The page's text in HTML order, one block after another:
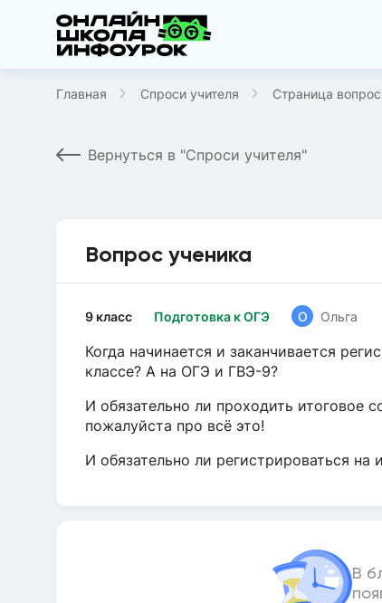
Главная Спроси учителя Страница
Вернуться в "Спроси учителя"
Вопрос ученика
Подготовка к ОГЭ
9 класс О Ольга
Когда начинается и заканчивается
классе? А на ОГЭ и ГВЭ-9?
И обязательно ли проходить итоговое
пожалуйста про всё это!
И обязательно ли регистрироваться на
В